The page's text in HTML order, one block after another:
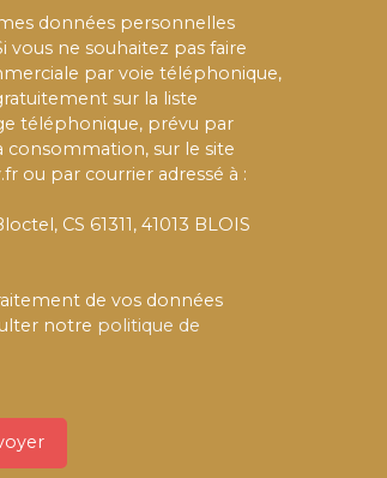
données personnelles
vous ne souhaitez pas faire
par voie téléphonique,
sur la liste
téléphonique, prévu par
consommation, sur le site
ou par courrier adressé à :
CS 61311, 41013 BLOIS
de vos données
notre politique de